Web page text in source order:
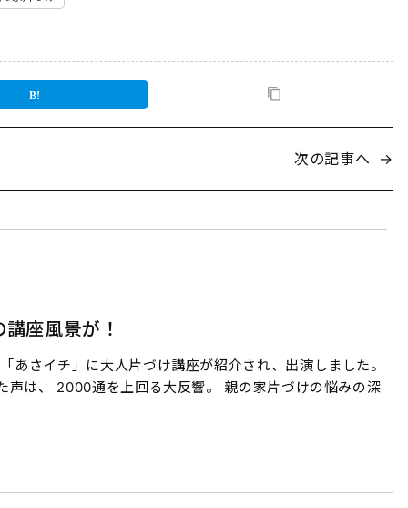
次の記事へ →
座風景が！
さイチ」に大人片づけ講座が紹介され、出演しました。
は、 2000通を上回る大反響。 親の家片づけの悩みの深